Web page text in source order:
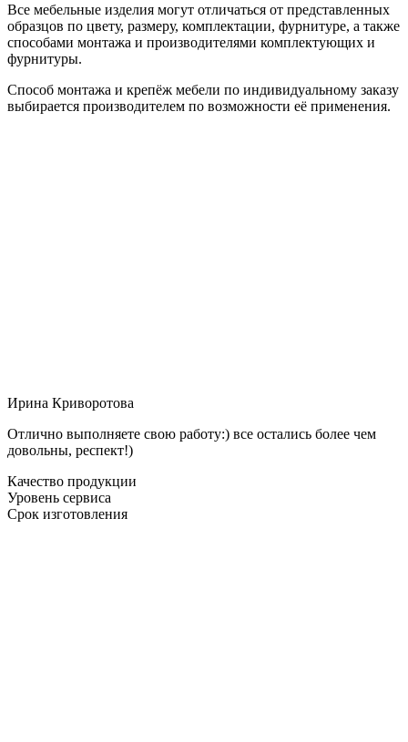
Все мебельные изделия могут отличаться от представленных
образцов по цвету, размеру, комплектации, фурнитуре, а также
способами монтажа и производителями комплектующих и
фурнитуры.
Способ монтажа и крепёж мебели по индивидуальному заказу
выбирается производителем по возможности её применения.
Ирина Криворотова
Отлично выполняете свою работу:) все остались более чем
довольны, респект!)
Качество продукции
Уровень сервиса
Срок изготовления